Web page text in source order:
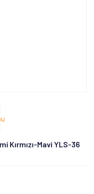
Kırmızı-Mavi YLS-36